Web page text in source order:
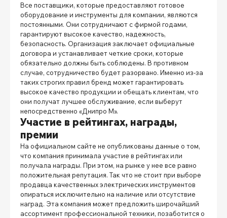
Все поставщики, которые предоставляют готовое
оборудование и инструменты для компании, являются
постоянными. Они сотрудничают с фирмой годами,
гарантируют высокое качество, надежность,
безопасность. Организация заключает официальные
договора и устанавливает четкие сроки, которые
обязательно должны быть соблюдены. В противном
случае, сотрудничество будет разорвано. Именно из-за
таких строгих правил бренд может гарантировать
высокое качество продукции и обещать клиентам, что
они получат лучшее обслуживание, если выберут
непосредственно «Днипро М».
Участие в рейтингах, награды,
премии
На официальном сайте не опубликованы данные о том,
что компания принимала участие в рейтингах или
получала награды. При этом, на рынке у нее все равно
положительная репутация. Так что не стоит при выборе
продавца качественных электрических инструментов
опираться исключительно на наличие или отсутствие
наград. Эта компания может предложить широчайший
ассортимент профессиональной техники, позаботится о